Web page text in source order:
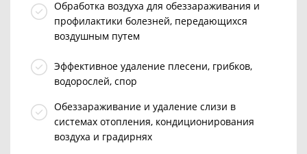
Обработка воздуха для обеззараживания и
профилактики болезней, передающихся
воздушным путем
Эффективное удаление плесени, грибков,
водорослей, спор
Обеззараживание и удаление слизи в
системах отопления, кондиционирования
воздуха и градирнях